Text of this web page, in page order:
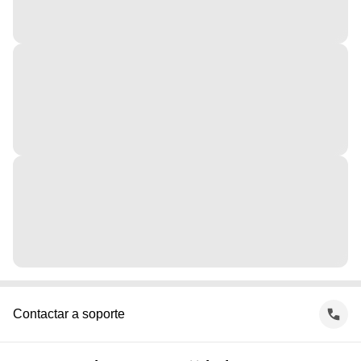
Contactar a soporte